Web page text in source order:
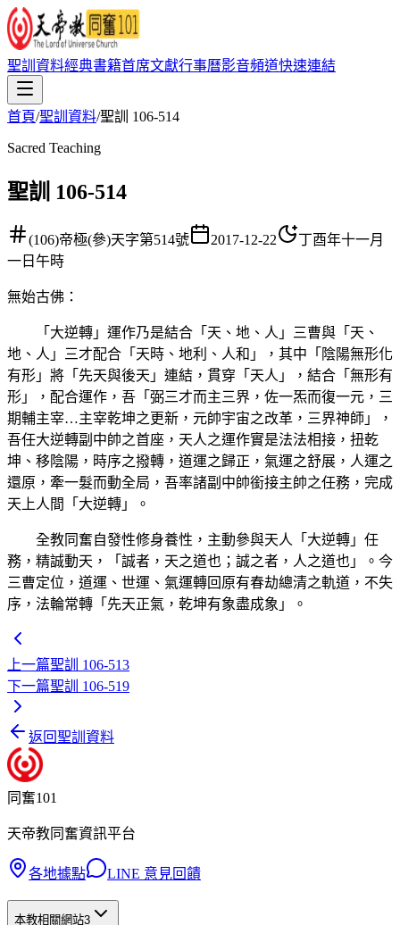
聖訓資料經典書籍首席文獻行事曆影音頻道快速連結
首頁/聖訓資料/聖訓 106-514
Sacred Teaching
聖訓 106-514
(106)帝極(參)天字第514號 2017-12-22
丁酉年十一月
一日午時
無始古佛 ：
「大逆轉」運作乃是結合「天、地、人」三曹與「天、
地、人」三才配合「天時、地利、人和」，其中「陰陽無形化
有形」將「先天與後天」連結，貫穿「天人」，結合「無形有
形」，配合運作，吾「弼三才而主三界，佐一炁而復一元，三
期輔主宰…主宰乾坤之更新，元帥宇宙之改革，三界神師」，
吾任大逆轉副中帥之首座，天人之運作實是法法相接，扭乾
坤、移陰陽，時序之撥轉，道運之歸正，氣運之舒展，人運之
還原，牽一髮而動全局，吾率諸副中帥銜接主帥之任務，完成
天上人間「大逆轉」。
全教同奮自發性修身養性，主動參與天人「大逆轉」任
務，精誠動天，「誠者，天之道也；誠之者，人之道也」。今
三曹定位，道運、世運、氣運轉回原有春劫總清之軌道，不失
序，法輪常轉「先天正氣，乾坤有象盡成象」。
上一篇聖訓 106-513
下一篇聖訓 106-519
返回聖訓資料
同奮101
天帝教同奮資訊平台
各地據點 LINE 意見回饋
本教相關網站3